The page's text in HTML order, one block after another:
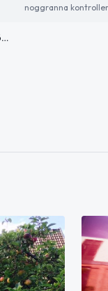
noggranna
Upptäck Förslövs historia i öppet arkiv